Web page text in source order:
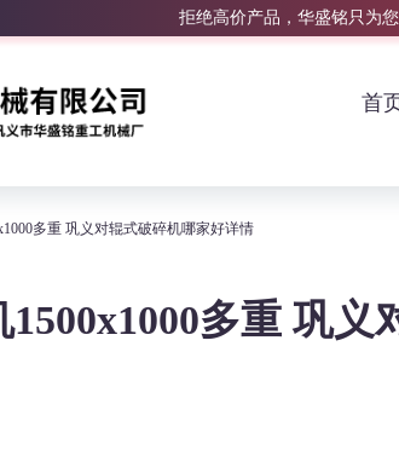
拒绝高价产品，华盛铭只为
首
多重 巩义对辊式破碎机哪家好详情
多重 巩义